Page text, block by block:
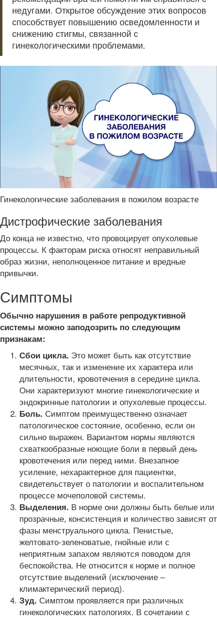
недугами. Открытое обсуждение этих вопросов
способствует повышению осведомленности и
снижению стигмы, связанной с
гинекологическими проблемами.
Гинекологические заболевания в пожилом возрасте
Дистрофические заболевания
До конца не известно, что провоцирует опухолевые
процессы. К факторам риска относят неправильный
образ жизни, неполноценное питание и вредные
привычки.
Симптомы
Обычно нарушения в работе репродуктивной
системы можно заподозрить по следующим
признакам:
Сбои цикла. Это может быть как отсутствие
месячных, так и изменение их характера или
длительности, кровотечения в середине цикла.
Они характеризуют многие гинекологические и
эндокринные патологии и опухолевые процессы.
Боль. Симптом преимущественно означает
патологическое состояние, особенно, если он
сильно выражен. Вариантом нормы являются
схваткообразные ноющие боли в первый день
кровотечения или перед ними. Внезапное
усиление, нехарактерное для пациентки,
свидетельствует о патологии и воспалительном
процессе мочеполовой системы.
Выделения. В норме они должны быть белые или
прозрачные, консистенция и количество зависят от
фазы менструального цикла. Пенистые,
желтовато-зеленоватые, гнойные или с
неприятным запахом являются поводом для
беспокойства. Не относится к норме и полное
отсутствие выделений (исключение –
климактерический период).
Зуд. Симптом проявляется при различных
гинекологических патологиях. В сочетании с